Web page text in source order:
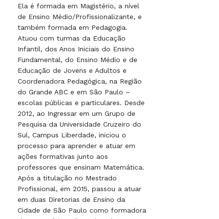
Ela é formada em Magistério, a nível
de Ensino Médio/Profissionalizante, e
também formada em Pedagogia.
Atuou com turmas da Educação
Infantil, dos Anos Iniciais do Ensino
Fundamental, do Ensino Médio e de
Educação de Jovens e Adultos e
Coordenadora Pedagógica, na Região
do Grande ABC e em São Paulo –
escolas públicas e particulares. Desde
2012, ao Ingressar em um Grupo de
Pesquisa da Universidade Cruzeiro do
Sul, Campus Liberdade, iniciou o
processo para aprender e atuar em
ações formativas junto aos
professores que ensinam Matemática.
Após a titulação no Mestrado
Profissional, em 2015, passou a atuar
em duas Diretorias de Ensino da
Cidade de São Paulo como formadora